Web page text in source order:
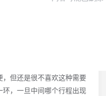
但还是很不喜欢这种需要
，一旦中间哪个行程出现